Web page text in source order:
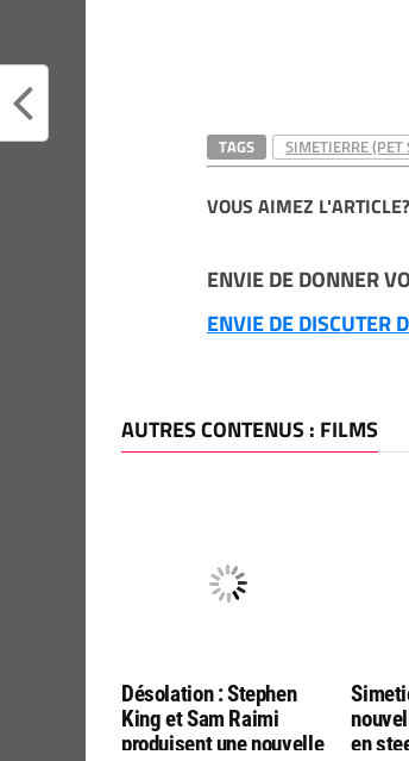
TAGS SIMETIERRE
VOUS AIMEZ
ENVIE DE DONNER
ENVIE DE
AUTRES CONTENUS : FILMS
Désolation : Stephen
King et Sam Raimi
produisent une nouvelle
en